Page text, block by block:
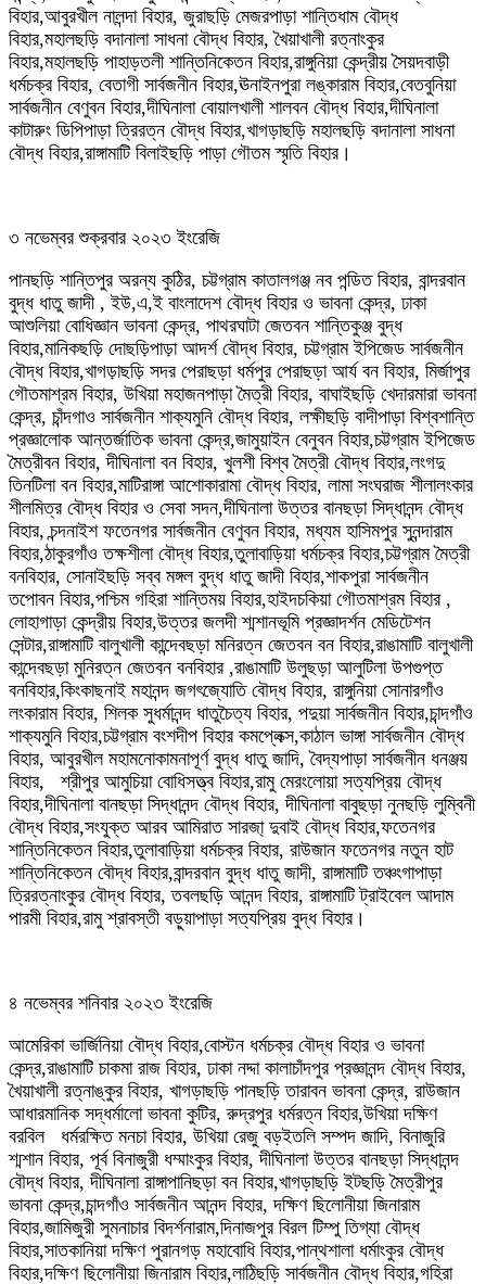
বিহার,আবুরখীল নালন্দা বিহার, জুরাছড়ি মেজরপাড়া শান্তিধাম বৌদ্ধ
বিহার,মহালছড়ি বদানালা সাধনা বৌদ্ধ বিহার, খৈয়াখালী রত্নাংকুর
বিহার,মহালছড়ি পাহাড়তলী শান্তিনিকেতন বিহার,রাঙ্গুনিয়া কেন্দ্রীয় সৈয়দবাড়ী
ধর্মচক্র বিহার, বেতাগী সার্বজনীন বিহার,ঊনাইনপুরা লঙ্কারাম বিহার,বেতবুনিয়া
সার্বজনীন বেণুবন বিহার,দীঘিনালা বোয়ালখালী শালবন বৌদ্ধ বিহার,দীঘিনালা
কাটারুং ডিপিপাড়া ত্রিরত্ন বৌদ্ধ বিহার,খাগড়াছড়ি মহালছড়ি বদানালা সাধনা
বৌদ্ধ বিহার,রাঙ্গামাটি বিলাইছড়ি পাড়া গৌতম স্মৃতি বিহার।
৩ নভেম্বর শুক্রবার ২০২৩ ইংরেজি
পানছড়ি শান্তিপুর অরন্য কুঠির, চট্টগ্রাম কাতালগঞ্জ নব পন্ডিত বিহার, বান্দরবান
বুদ্ধ ধাতু জাদী , ইউ,এ,ই বাংলাদেশ বৌদ্ধ বিহার ও ভাবনা কেন্দ্র, ঢাকা
আশুলিয়া বোধিজ্ঞান ভাবনা কেন্দ্র, পাথরঘাটা জেতবন শান্তিকুঞ্জ বুদ্ধ
বিহার,মানিকছড়ি দোছড়িপাড়া আদর্শ বৌদ্ধ বিহার, চট্টগ্রাম ইপিজেড সার্বজনীন
বৌদ্ধ বিহার,খাগড়াছড়ি সদর পেরাছড়া ধর্মপুর পেরাছড়া আর্য বন বিহার, মির্জাপুর
গৌতমাশ্রম বিহার, উখিয়া মহাজনপাড়া মৈত্রী বিহার, বাঘাইছড়ি খেদারমারা ভাবনা
কেন্দ্র, চাঁন্দগাও সার্বজনীন শাক্যমুনি বৌদ্ধ বিহার, লক্ষীছড়ি বাদীপাড়া বিশ্বশান্তি
প্রজ্ঞালোক আন্তর্জাতিক ভাবনা কেন্দ্র,জামুয়াইন বেনুবন বিহার,চট্টগ্রাম ইপিজেড
মৈত্রীবন বিহার, দীঘিনালা বন বিহার, খুলশী বিশ্ব মৈত্রী বৌদ্ধ বিহার,লংগদু
তিনটিলা বন বিহার,মাটিরাঙ্গা আশোকারামা বৌদ্ধ বিহার, লামা সংঘরাজ শীলালংকার
শীলমিত্র বৌদ্ধ বিহার ও সেবা সদন,দীঘিনালা উত্তর বানছড়া সিদ্ধানন্দ বৌদ্ধ
বিহার, চন্দনাইশ ফতেনগর সার্বজনীন বেণুবন বিহার, মধ্যম হাসিমপুর সুনন্দারাম
বিহার,ঠাকুরগাঁও তক্ষশীলা বৌদ্ধ বিহার,তুলাবাড়িয়া ধর্মচক্র বিহার,চট্টগ্রাম মৈত্রী
বনবিহার, সোনাইছড়ি সব্ব মঙ্গল বুদ্ধ ধাতু জাদী বিহার,শাকপুরা সার্বজনীন
তপোবন বিহার,পশ্চিম গহিরা শান্তিময় বিহার,হাইদচকিয়া গৌতমাশ্রম বিহার ,
লোহাগাড়া কেন্দ্রীয় বিহার,উত্তর জলদী শ্মশানভূমি প্রজ্ঞাদর্শন মেডিটেশন
সেন্টার,রাঙ্গামাটি বালুখালী কান্দেবছড়া মনিরত্ন জেতবন বন বিহার,রাঙামাটি বালুখালী
কান্দেবছড়া মুনিরত্ন জেতবন বনবিহার ,রাঙামাটি উলুছড়া আলুটিলা উপগুপ্ত
বনবিহার,কিংকাছনাই মহানন্দ জগৎজ্যোতি বৌদ্ধ বিহার, রাঙ্গুনিয়া সোনারগাঁও
লংকারাম বিহার, শিলক সুধর্মানন্দ ধাতুচৈত্য বিহার, পদুয়া সার্বজনীন বিহার,চান্দগাঁও
শাক্যমুনি বিহার,চট্টগ্রাম বংশদীপ বিহার কমপ্লেক্স,কাঠাল ভাঙ্গা সার্বজনীন বৌদ্ধ
বিহার, আবুরখীল মহামনোকামনাপূর্ণ বুদ্ধ ধাতু জাদি, বৈদ্যপাড়া সার্বজনীন ধনঞ্জয়
বিহার, শ্রীপুর আমুচিয়া বোধিসত্ত্ব বিহার,রামু মেরংলোয়া সত্যপ্রিয় বৌদ্ধ
বিহার,দীঘিনালা বানছড়া সিদ্ধানন্দ বৌদ্ধ বিহার, দীঘিনালা বাবুছড়া নুনছড়ি লুম্বিনী
বৌদ্ধ বিহার,সংযুক্ত আরব আমিরাত সারজা্ দুবাই বৌদ্ধ বিহার,ফতেনগর
শান্তিনিকেতন বিহার,তুলাবাড়িয়া ধর্মচক্র বিহার, রাউজান ফতেনগর নতুন হাট
শান্তিনিকেতন বৌদ্ধ বিহার,বান্দরবান বুদ্ধ ধাতু জাদী, রাঙ্গামাটি তঞ্চংগাপাড়া
ত্রিরত্নাংকুর বৌদ্ধ বিহার, তবলছড়ি আনন্দ বিহার, রাঙ্গামাটি ট্রাইবেল আদাম
পারমী বিহার,রামু শ্রাবস্তী বড়ুয়াপাড়া সত্যপ্রিয় বুদ্ধ বিহার।
৪ নভেম্বর শনিবার ২০২৩ ইংরেজি
আমেরিকা ভার্জিনিয়া বৌদ্ধ বিহার,বোস্টন ধর্মচক্র বৌদ্ধ বিহার ও ভাবনা
কেন্দ্র,রাঙামাটি চাকমা রাজ বিহার, ঢাকা নদ্দা কালাচাঁদপুর প্রজ্ঞানন্দ বৌদ্ধ বিহার,
খৈয়াখালী রত্নাঙ্কুর বিহার, খাগড়াছড়ি পানছড়ি তারাবন ভাবনা কেন্দ্র, রাউজান
আধারমানিক সদ্ধর্মালো ভাবনা কুটির, রুদ্রপুর ধর্মরত্ন বিহার,উখিয়া দক্ষিণ
বরবিল ধর্মরক্ষিত মনচা বিহার, উখিয়া রেজু বড়ইতলি সম্পদ জাদি, বিনাজুরি
শ্মশান বিহার, পূর্ব বিনাজুরী ধম্মাংকুর বিহার, দীঘিনালা উত্তর বানছড়া সিদ্ধানন্দ
বৌদ্ধ বিহার, দীঘিনালা রাঙ্গাপানিছড়া বন বিহার,খাগড়াছড়ি ইটছড়ি মৈত্রীপুর
ভাবনা কেন্দ্র,চান্দগাঁও সার্বজনীন আনন্দ বিহার, দক্ষিণ ছিলোনীয়া জিনারাম
বিহার,জামিজুরী সুমনাচার বিদর্শনারাম,দিনাজপুর বিরল টিম্পু তিগ্যা বৌদ্ধ
বিহার,সাতকানিয়া দক্ষিণ পুরানগড় মহাবোধি বিহার,পান্থশালা ধর্মাংকুর বৌদ্ধ
বিহার,দক্ষিণ ছিলোনীয়া জিনারাম বিহার,লাঠিছড়ি সার্বজনীন বৌদ্ধ বিহার,গহিরা